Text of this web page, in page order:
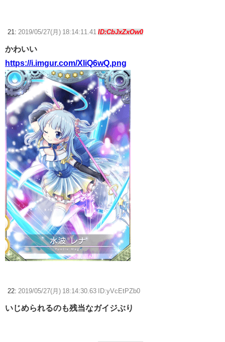
21: 2019/05/27(月) 18:14:11.41 ID:CbJxZxOw0
かわいい
https://i.imgur.com/XIiQ6wQ.png
22: 2019/05/27(月) 18:14:30.63 ID:yVcEtPZb0
いじめられるのも残当なガイジぶり